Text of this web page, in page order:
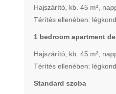
Hajszárító, kb. 45 m²,
Térítés ellenében:
1 bedroom apartment
Hajszárító, kb. 45 m²,
Térítés ellenében:
Standard szoba